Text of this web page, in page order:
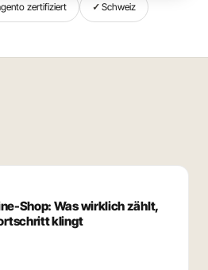
zertifiziert Schweiz
Shop: Was wirklich zählt,
klingt